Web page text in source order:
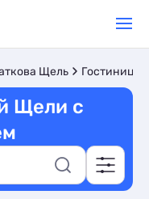
Щель Гостиницы
Щели с